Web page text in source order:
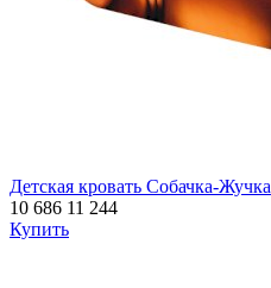
Детская кровать Собачка-Жучка
10 686 11 244
Купить